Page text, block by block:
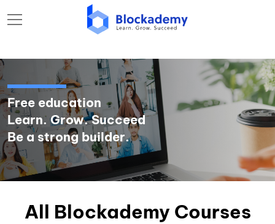
Free education
Learn. Grow. Succeed
Be a strong builder.
All Blockademy Courses